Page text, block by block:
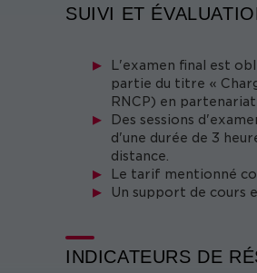
SUIVI ET
L'examen final est
partie du titre «
RNCP) en partenariat
Des sessions
d'une durée de 3
distance.
Le tarif mentionné
Un support de cours
INDICATEURS DE